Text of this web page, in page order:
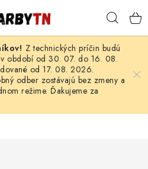
Z technických príčin budú
v období od 30. 07. do 16. 08.
od 17. 08. 2026.
odber zostávajú bez zmeny a
režime. Ďakujeme za